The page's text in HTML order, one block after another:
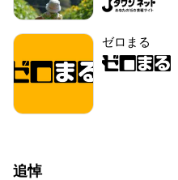
ゼロまる
追悼